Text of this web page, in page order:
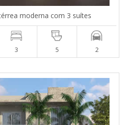
moderna com 3 suítes
3 5 2